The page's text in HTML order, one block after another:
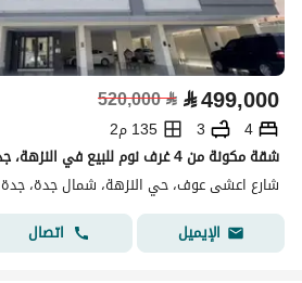
⃁499,000
⃁
520,000
4
3
135 م2
شقة مكونة من 4 غرف نوم للبيع في النزهة، جدة
شارع اعشى عوف، حي النزهة، شمال جدة، جدة
الإيميل
اتصال